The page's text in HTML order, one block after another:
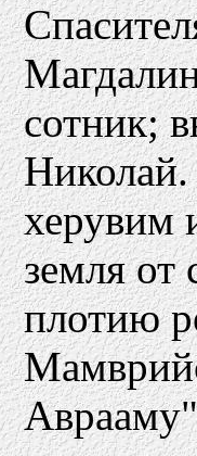
сотник;
Николай.
херувим
земля от
плотию